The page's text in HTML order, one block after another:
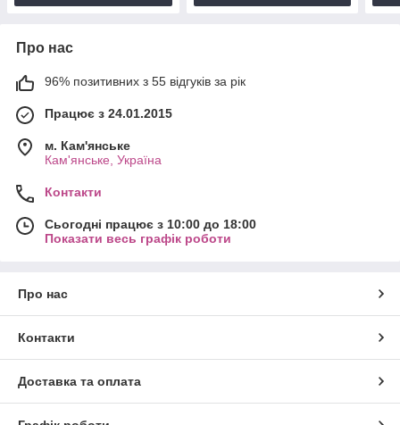
Про нас
96% позитивних з 55 відгуків за рік
Працює з 24.01.2015
м. Кам'янське
Кам'янське, Україна
Контакти
Сьогодні працює з 10:00 до 18:00
Показати весь графік роботи
Про нас
Контакти
Доставка та оплата